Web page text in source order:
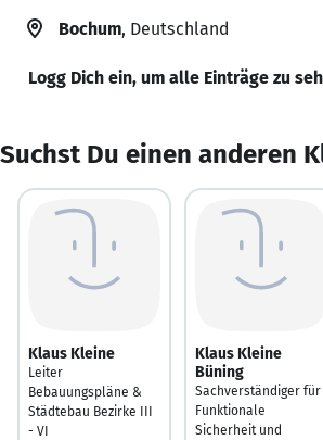
Bochum, Deutschland
Logg Dich ein, um alle Einträge zu
Suchst Du einen anderen
Klaus Kleine
Leiter
Bebauungspläne &
Städtebau Bezirke III
- VI
Klaus Kleine
Büning
Sachverständiger für
Funktionale
Sicherheit und